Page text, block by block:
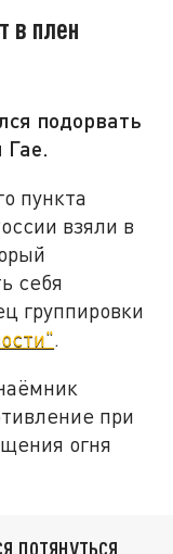
в плен
подорвать
Гае.
пункта
взяли в
себя
группировки
.
при
огня
потянуться